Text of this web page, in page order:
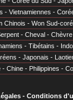
- Vietnamiennes -
Chinois - Won Sud-
- Cheval - Chèvre
- Tibétains -
- Japonais -
- Chine - Philippines -
- Conditions